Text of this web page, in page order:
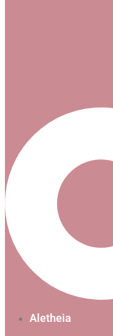
Aletheia